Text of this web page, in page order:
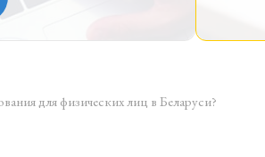
для физических лиц в Беларуси?